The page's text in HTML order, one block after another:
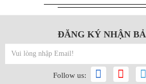
ĐĂNG KÝ NHẬN
Follow us: